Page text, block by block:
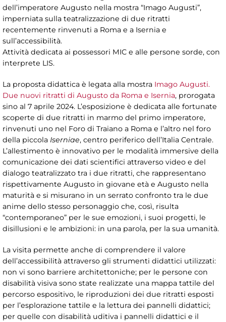
dell’imperatore Augusto nella mostra “Imago Augusti”,
imperniata sulla teatralizzazione di due ritratti
recentemente rinvenuti a Roma e a Isernia e
sull’accessibilità.
Attività dedicata ai possessori MIC e alle persone sorde, con
interprete LIS.
La proposta didattica è legata alla mostra Imago Augusti.
Due nuovi ritratti di Augusto da Roma e Isernia, prorogata
sino al 7 aprile 2024. L’esposizione è dedicata alle fortunate
scoperte di due ritratti in marmo del primo imperatore,
rinvenuti uno nel Foro di Traiano a Roma e l’altro nel foro
della piccola Iserniae, centro periferico dell’Italia Centrale.
L’allestimento è innovativo per le modalità immersive della
comunicazione dei dati scientifici attraverso video e del
dialogo teatralizzato tra i due ritratti, che rappresentano
rispettivamente Augusto in giovane età e Augusto nella
maturità e si misurano in un serrato confronto tra le due
anime dello stesso personaggio che, così, risulta
“contemporaneo” per le sue emozioni, i suoi progetti, le
disillusioni e le ambizioni: in una parola, per la sua umanità.
La visita permette anche di comprendere il valore
dell’accessibilità attraverso gli strumenti didattici utilizzati:
non vi sono barriere architettoniche; per le persone con
disabilità visiva sono state realizzate una mappa tattile del
percorso espositivo, le riproduzioni dei due ritratti esposti
per l’esplorazione tattile e la lettura dei pannelli didattici;
per quelle con disabilità uditiva i pannelli didattici e il